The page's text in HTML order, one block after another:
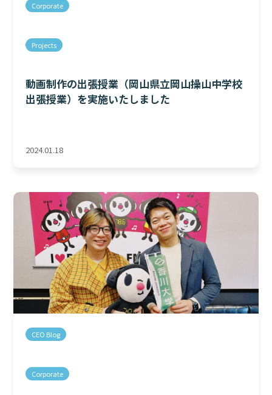
Corporate
Projects
動画制作の出張授業（岡山県立岡山操山中学校
出張授業）を実施いたしました
2024.01.18
CEO Blog
Corporate